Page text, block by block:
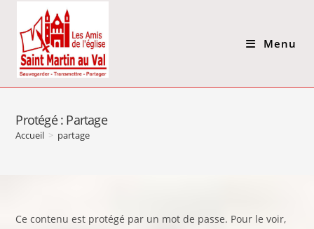
Menu
Protégé : Partage
Accueil > partage
Ce contenu est protégé par un mot de passe. Pour le voir,